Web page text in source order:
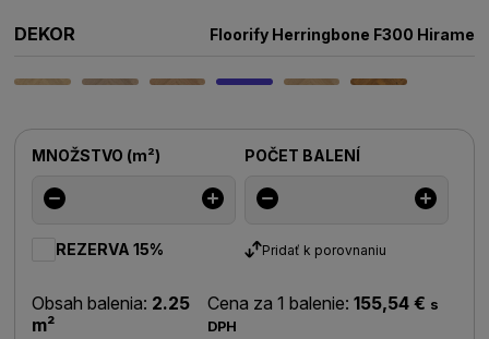
DEKOR Floorify Herringbone F300 Hirame
MNOŽSTVO (m²) POČET BALENÍ
REZERVA 15% Pridať k porovnaniu
Obsah balenia: 2.25
m²
Cena za 1 balenie: 155,54 € s
DPH